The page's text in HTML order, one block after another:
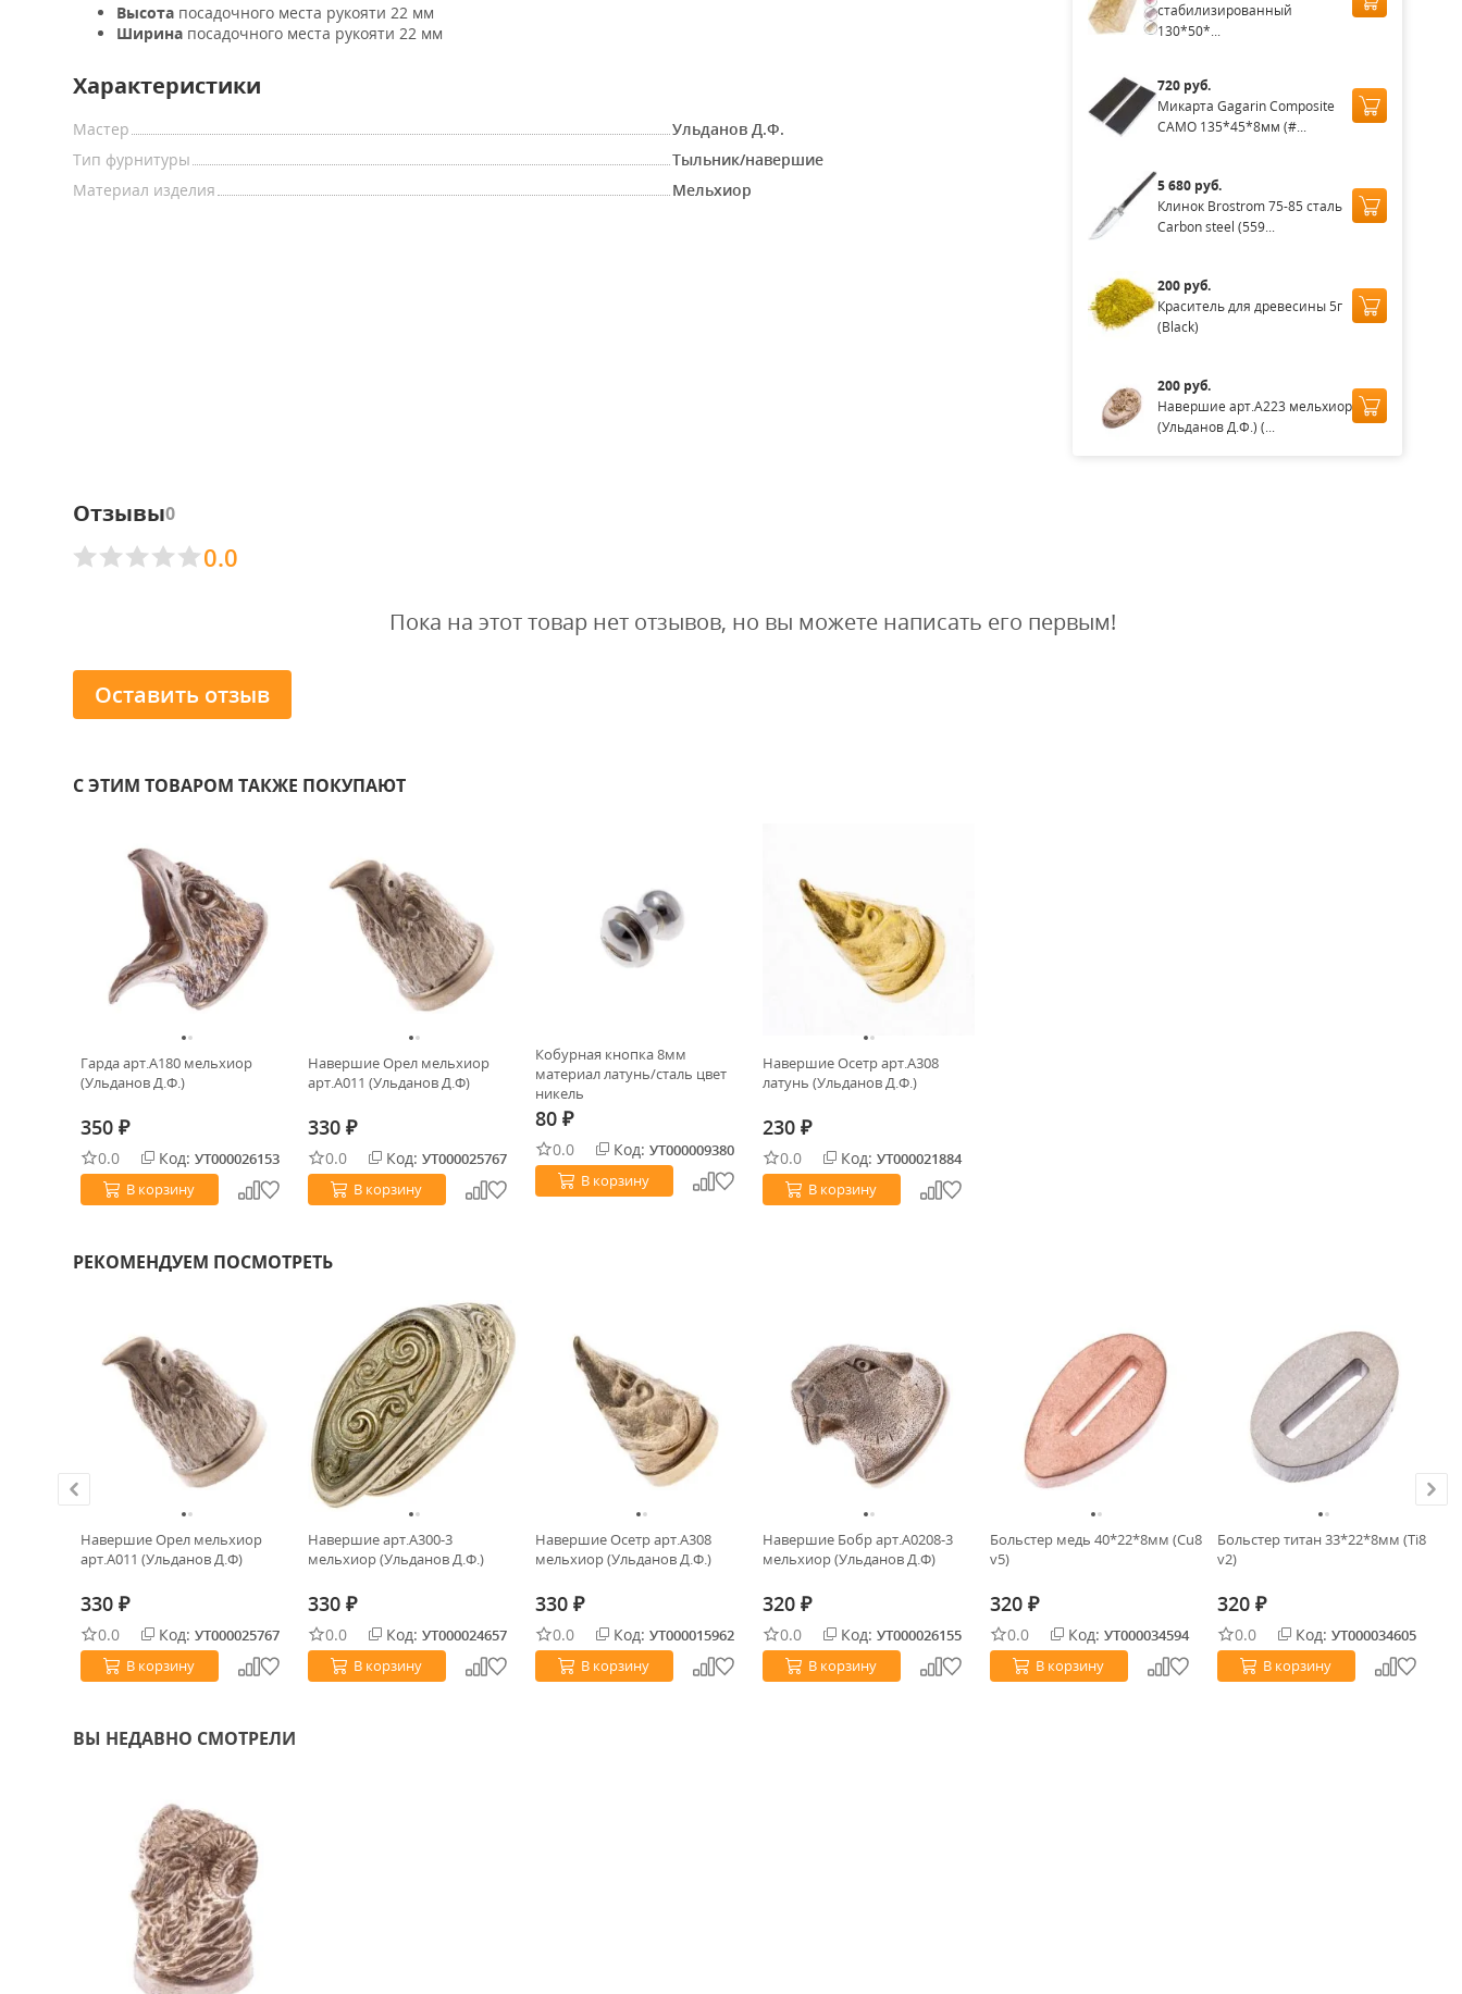
Высота посадочного места рукояти 22 мм
Ширина посадочного места рукояти 22 мм
Характеристики
Мастер
Ульданов Д.Ф.
Тип фурнитуры
Тыльник/навершие
Материал изделия
Мельхиор
стабилизированный
130*50*...
720 руб.
Микарта Gagarin Composite
CAMO 135*45*8мм (#...
5 680 руб.
Клинок Brostrom 75-85 сталь
Carbon steel (559...
200 руб.
Краситель для древесины 5г
(Black)
200 руб.
Навершие арт.А223 мельхиор
(Ульданов Д.Ф.) (...
Отзывы0
0.0
Пока на этот товар нет отзывов, но вы можете написать его первым!
Оставить отзыв
С ЭТИМ ТОВАРОМ ТАКЖЕ ПОКУПАЮТ
Гарда арт.А180 мельхиор
(Ульданов Д.Ф.)
350 ₽
0.0 Код: УТ000026153
В корзину
Навершие Орел мельхиор
арт.А011 (Ульданов Д.Ф)
330 ₽
0.0 Код: УТ000025767
В корзину
Кобурная кнопка 8мм
материал латунь/сталь цвет
никель
80 ₽
0.0 Код: УТ000009380
В корзину
Навершие Осетр арт.А308
латунь (Ульданов Д.Ф.)
230 ₽
0.0 Код: УТ000021884
В корзину
РЕКОМЕНДУЕМ ПОСМОТРЕТЬ
Навершие Орел мельхиор
арт.А011 (Ульданов Д.Ф)
330 ₽
0.0 Код: УТ000025767
В корзину
Навершие арт.А300-3
мельхиор (Ульданов Д.Ф.)
330 ₽
0.0 Код: УТ000024657
В корзину
Навершие Осетр арт.А308
мельхиор (Ульданов Д.Ф.)
330 ₽
0.0 Код: УТ000015962
В корзину
Навершие Бобр арт.А0208-3
мельхиор (Ульданов Д.Ф)
320 ₽
0.0 Код: УТ000026155
В корзину
Больстер медь 40*22*8мм (Cu8
v5)
320 ₽
0.0 Код: УТ000034594
В корзину
Больстер титан 33*22*8мм (Ti8
v2)
320 ₽
0.0 Код: УТ000034605
В корзину
ВЫ НЕДАВНО СМОТРЕЛИ